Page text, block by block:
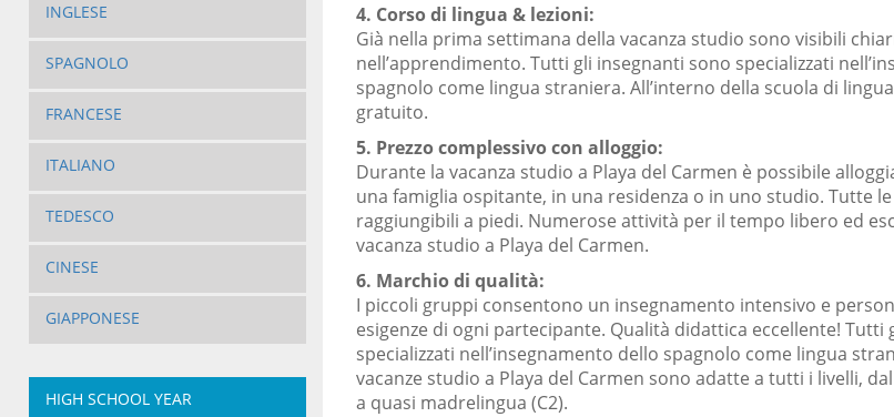
INGLESE
SPAGNOLO
FRANCESE
ITALIANO
TEDESCO
CINESE
GIAPPONESE
HIGH SCHOOL YEAR
4. Corso di lingua & lezioni:
Già nella prima settimana della vacanza studio sono visibili
nell’apprendimento. Tutti gli insegnanti sono specializzati
spagnolo come lingua straniera. All’interno della scuola di
gratuito.
5. Prezzo complessivo con alloggio:
Durante la vacanza studio a Playa del Carmen è possibile
una famiglia ospitante, in una residenza o in uno studio. Tutte
raggiungibili a piedi. Numerose attività per il tempo libero ed
vacanza studio a Playa del Carmen.
6. Marchio di qualità:
I piccoli gruppi consentono un insegnamento intensivo e
esigenze di ogni partecipante. Qualità didattica eccellente! Tutti
specializzati nell’insegnamento dello spagnolo come lingua
vacanze studio a Playa del Carmen sono adatte a tutti i livelli,
a quasi madrelingua (C2).